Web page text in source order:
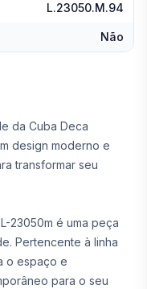
L.23050.M.94
Não
da Cuba Deca
design moderno e
transformar seu
23050m é uma peça
Pertencente à linha
o espaço e
para o seu